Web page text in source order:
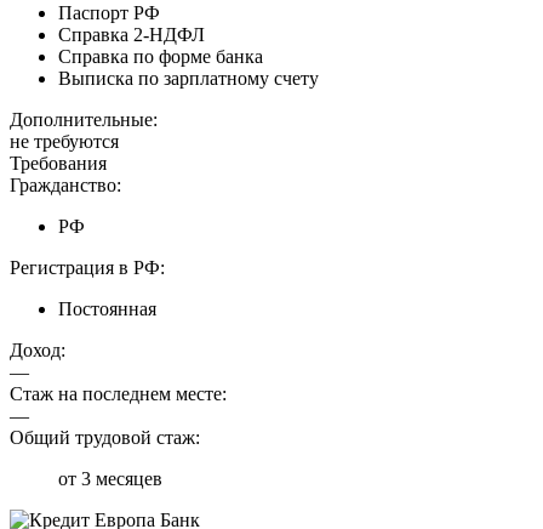
Паспорт РФ
Справка 2-НДФЛ
Справка по форме банка
Выписка по зарплатному счету
Дополнительные:
не требуются
Требования
Гражданство:
РФ
Регистрация в РФ:
Постоянная
Доход:
—
Стаж на последнем месте:
—
Общий трудовой стаж:
от 3 месяцев